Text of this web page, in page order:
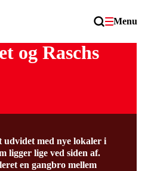
Menu
og Raschs
udvidet med nye lokaler i
ligger lige ved siden af.
en gangbro mellem